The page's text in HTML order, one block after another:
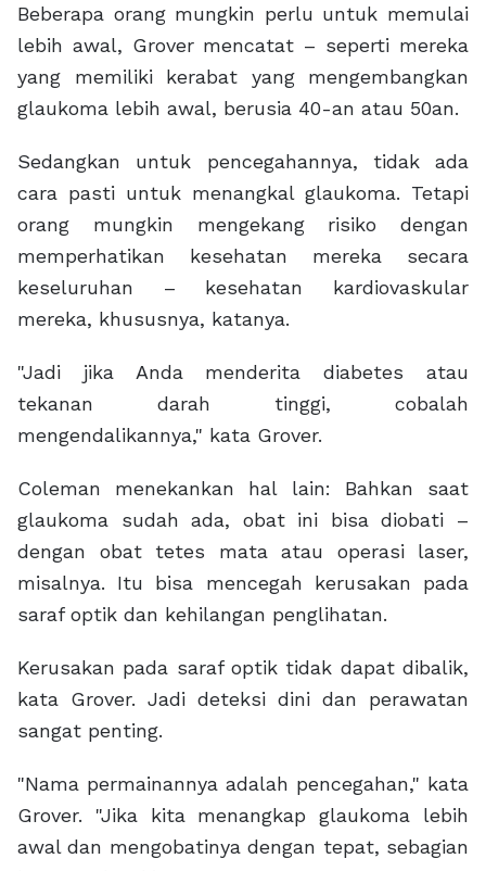
Beberapa orang mungkin perlu untuk memulai
lebih awal, Grover mencatat – seperti mereka
yang memiliki kerabat yang mengembangkan
glaukoma lebih awal, berusia 40-an atau 50an.
Sedangkan untuk pencegahannya, tidak ada
cara pasti untuk menangkal glaukoma. Tetapi
orang mungkin mengekang risiko dengan
memperhatikan kesehatan mereka secara
keseluruhan – kesehatan kardiovaskular
mereka, khususnya, katanya.
"Jadi jika Anda menderita diabetes atau
tekanan darah tinggi, cobalah
mengendalikannya," kata Grover.
Coleman menekankan hal lain: Bahkan saat
glaukoma sudah ada, obat ini bisa diobati –
dengan obat tetes mata atau operasi laser,
misalnya. Itu bisa mencegah kerusakan pada
saraf optik dan kehilangan penglihatan.
Kerusakan pada saraf optik tidak dapat dibalik,
kata Grover. Jadi deteksi dini dan perawatan
sangat penting.
"Nama permainannya adalah pencegahan," kata
Grover. "Jika kita menangkap glaukoma lebih
awal dan mengobatinya dengan tepat, sebagian